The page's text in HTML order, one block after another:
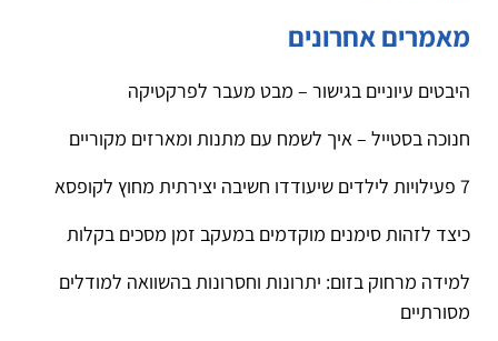
מאמרים אחרונים
היבטים עיוניים בגישור – מבט מעבר לפרקטיקה
חנוכה בסטייל – איך לשמח עם מתנות ומארזים מקוריים
7 פעילויות לילדים שיעודדו חשיבה יצירתית מחוץ לקופסא
כיצד לזהות סימנים מוקדמים במעקב זמן מסכים בקלות
למידה מרחוק בזום: יתרונות וחסרונות בהשוואה למודלים
מסורתיים